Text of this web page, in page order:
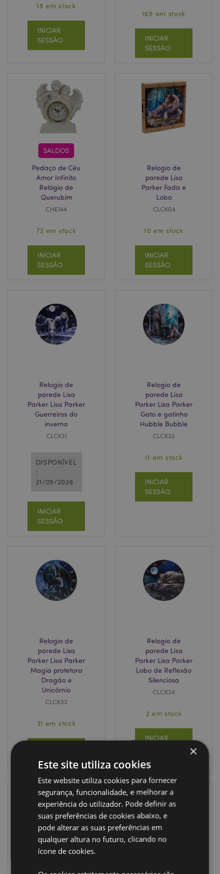
18 em stock
INICIAR
SESSÃO
169 em stock
INICIAR
SESSÃO
SALDOS
Pedaço de Céu
Amor Infinito
Relógio de
Querubim
CHE144
73 em stock
INICIAR
SESSÃO
Relogio de
parede Lisa
Parker Fada e
Lobo
CLCK04
10 em stock
INICIAR
SESSÃO
Relogio de
parede Lisa
Parker Lisa Parker
Guerreiros do
inverno
CLCK31
DISPONÍVEL
:
21/09/2026
INICIAR
SESSÃO
Relogio de
parede Lisa
Parker Lisa Parker
Gato e gatinho
Hubble Bubble
CLCK32
11 em stock
INICIAR
SESSÃO
Relogio de
parede Lisa
Parker Lisa Parker
Magia protetora
Dragão e
Unicórnio
CLCK33
31 em stock
Relogio de
parede Lisa
Parker Lisa Parker
Lobo de Reflexão
Silenciosa
CLCK34
2 em stock
INICIAR
×
Este site utiliza cookies
Este website utiliza cookies para fornecer
segurança, funcionalidade, e melhorar a
experiência do utilizador. Pode definir as
suas preferências de cookies abaixo, e
pode alterar as suas preferências em
qualquer altura no futuro, clicando no
ícone de cookies.